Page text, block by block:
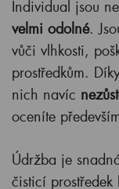
Individual jsou
velmi odolné.
vůči vlhkosti,
prostředkům.
nich navíc
oceníte
Údržba je
čisticí